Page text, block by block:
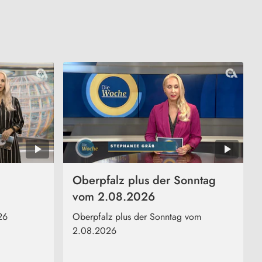
Oberpfalz plus der Sonntag
vom 2.08.2026
Oberpfalz plus der Sonntag vom
2.08.2026